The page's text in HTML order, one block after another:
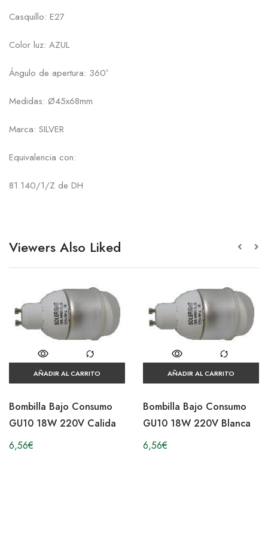
Casquillo: E27
Color luz: AZUL
Ángulo de apertura: 360º
Medidas: Ø45x68mm
Marca: SILVER
Equivalencia con:
81.140/1/Z de DH
Viewers Also Liked
AÑADIR AL CARRITO
Bombilla Bajo Consumo
GU10 18W 220V Calida
6,56€
AÑADIR AL CARRITO
Bombilla Bajo Consumo
GU10 18W 220V Blanca
6,56€